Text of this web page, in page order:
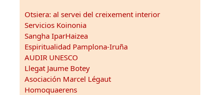
Otsiera: al servei del creixement interior
Servicios Koinonia
Sangha IparHaizea
Espiritualidad Pamplona-Iruña
AUDIR UNESCO
Llegat Jaume Botey
Asociación Marcel Légaut
Homoquaerens